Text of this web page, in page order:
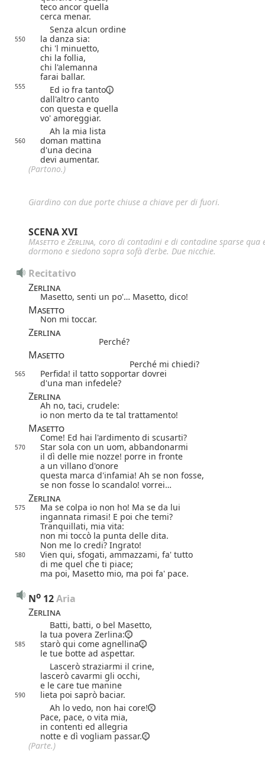
teco ancor quella
cerca menar.
Senza alcun ordine
550
la danza sia:
chi 'l minuetto,
chi la follia,
chi l'alemanna
farai ballar.
555 Ed io fra tanto
dall'altro canto
con questa e quella
vo' amoreggiar.
Ah la mia lista
560
doman mattina
d'una decina
devi aumentar.
(Partono.)
Giardino con due porte chiuse a chiave per di fuori.
SCENA XVI
Masetto e Zerlina, coro di contadini e di contadine sparse qua
dormono e siedono sopra sofà d'erbe. Due nicchie.
Recitativo
Zerlina
Masetto, senti un po'… Masetto, dico!
Masetto
Non mi toccar.
Zerlina
Perché?
Masetto
Perché mi chiedi?
565
Perfida! il tatto sopportar dovrei
d'una man infedele?
Zerlina
Ah no, taci, crudele:
io non merto da te tal trattamento!
Masetto
Come! Ed hai l'ardimento di scusarti?
570
Star sola con un uom, abbandonarmi
il dì delle mie nozze! porre in fronte
a un villano d'onore
questa marca d'infamia! Ah se non fosse,
se non fosse lo scandalo! vorrei…
Zerlina
575
Ma se colpa io non ho! Ma se da lui
ingannata rimasi! E poi che temi?
Tranquillati, mia vita:
non mi toccò la punta delle dita.
Non me lo credi? Ingrato!
580
Vien qui, sfogati, ammazzami, fa' tutto
di me quel che ti piace;
ma poi, Masetto mio, ma poi fa' pace.
No 12 Aria
Zerlina
Batti, batti, o bel Masetto,
la tua povera Zerlina:
585
starò qui come agnellina
le tue botte ad aspettar.
Lascerò straziarmi il crine,
lascerò cavarmi gli occhi,
e le care tue manine
590
lieta poi saprò baciar.
Ah lo vedo, non hai core!
Pace, pace, o vita mia,
in contenti ed allegria
notte e dì vogliam passar.
(Parte.)